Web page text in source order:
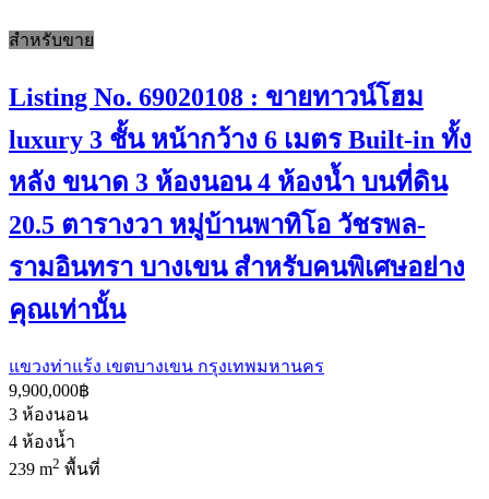
สำหรับขาย
Listing No. 69020108 : ขายทาวน์โฮม
luxury 3 ชั้น หน้ากว้าง 6 เมตร Built-in ทั้ง
หลัง ขนาด 3 ห้องนอน 4 ห้องน้ำ บนที่ดิน
20.5 ตารางวา หมู่บ้านพาทิโอ วัชรพล-
รามอินทรา บางเขน สำหรับคนพิเศษอย่าง
คุณเท่านั้น
แขวงท่าแร้ง เขตบางเขน กรุงเทพมหานคร
9,900,000฿
3 ห้องนอน
4 ห้องน้ำ
239 m2 พื้นที่